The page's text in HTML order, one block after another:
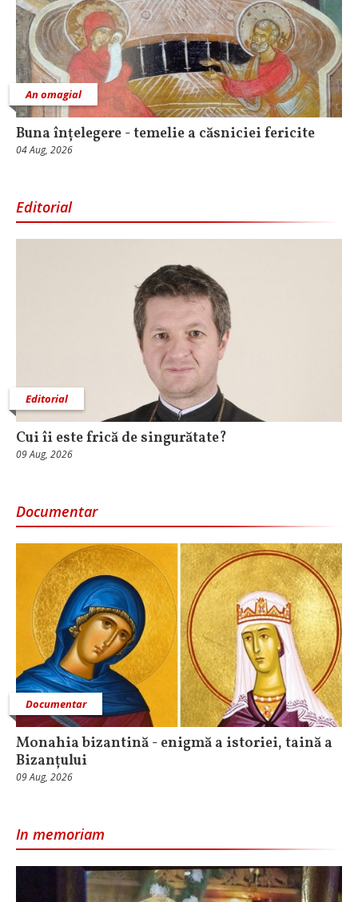
An omagial
Buna înțelegere - temelie a căsniciei fericite
04 Aug, 2026
Editorial
Editorial
Cui îi este frică de singurătate?
09 Aug, 2026
Documentar
Documentar
Monahia bizantină - enigmă a istoriei, taină a
Bizanțului
09 Aug, 2026
In memoriam